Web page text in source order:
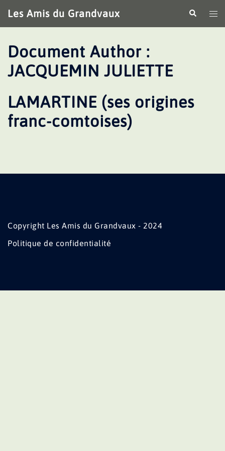
au
contenu
Les Amis du Grandvaux
le
Document Author :
JACQUEMIN JULIETTE
LAMARTINE (ses origines
franc-comtoises)
Copyright Les Amis du Grandvaux - 2024
Politique de confidentialité